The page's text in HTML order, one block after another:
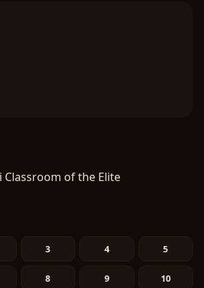
of the Elite
3 4 5
8 9 10